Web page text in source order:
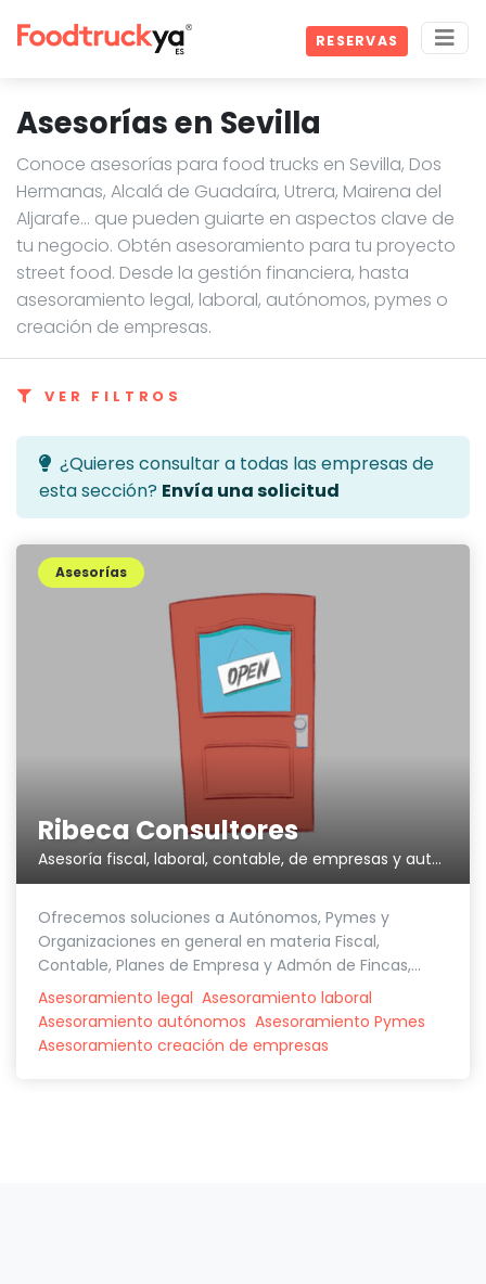
RESERVAS
Asesorías en Sevilla
Conoce asesorías para food trucks en Sevilla, Dos
Hermanas, Alcalá de Guadaíra, Utrera, Mairena del
Aljarafe… que pueden guiarte en aspectos clave de
tu negocio. Obtén asesoramiento para tu proyecto
street food. Desde la gestión financiera, hasta
asesoramiento legal, laboral, autónomos, pymes o
creación de empresas.
VER FILTROS
¿Quieres consultar a todas las empresas de
esta sección? Envía una solicitud
Ribeca Consultores
Asesoría fiscal, laboral, contable, de empresas y autónomos
Asesorías
Ofrecemos soluciones a Autónomos, Pymes y
Organizaciones en general en materia Fiscal,
Contable, Planes de Empresa y Admón de Fincas,...
Asesoramiento legal Asesoramiento laboral
Asesoramiento autónomos Asesoramiento Pymes
Asesoramiento creación de empresas